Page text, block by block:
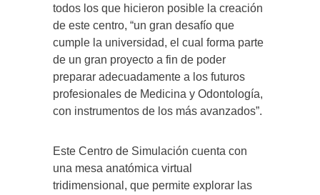
todos los que hicieron posible la creación
de este centro, “un gran desafío que
cumple la universidad, el cual forma parte
de un gran proyecto a fin de poder
preparar adecuadamente a los futuros
profesionales de Medicina y Odontología,
con instrumentos de los más avanzados”.
Este Centro de Simulación cuenta con
una mesa anatómica virtual
tridimensional, que permite explorar las